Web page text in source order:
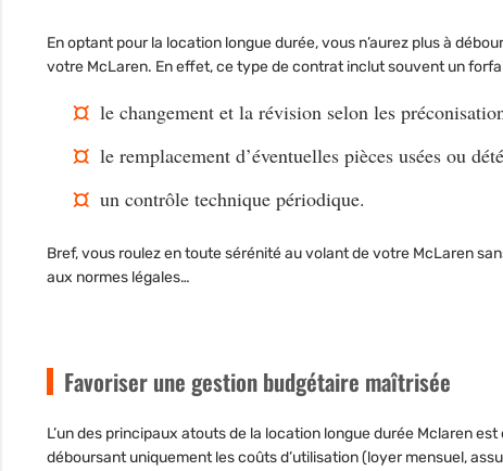
En optant pour la location longue durée, vous n’aurez plus à
votre McLaren. En effet, ce type de contrat inclut souvent un
le changement et la révision selon les
le remplacement d’éventuelles pièces usées ou
un contrôle technique périodique.
Bref, vous roulez en toute sérénité au volant de votre McLaren
aux normes légales…
Favoriser une gestion budgétaire maîtrisée
L’un des principaux atouts de la location longue durée Mclarenest
déboursant uniquement les coûts d’utilisation (loyer mensuel,